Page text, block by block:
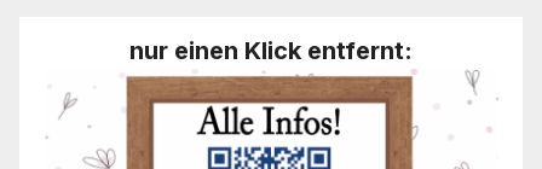
nur einen Klick entfernt: